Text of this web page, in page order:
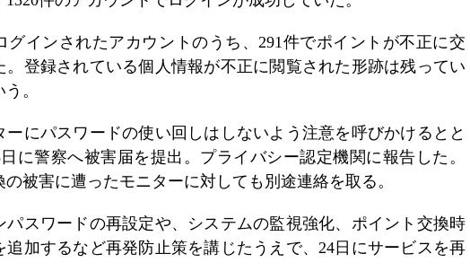
グインされたアカウントのうち、291件でポイントが不正に交
。登録されている個人情報が不正に閲覧された形跡は残ってい
。
ーにパスワードの使い回しはしないよう注意を呼びかけるとと
に警察へ被害届を提出。プライバシー認定機関に報告した。
被害に遭ったモニターに対しても別途連絡を取る。
パスワードの再設定や、システムの監視強化、ポイント交換時
追加するなど再発防止策を講じたうえで、24日にサービスを再